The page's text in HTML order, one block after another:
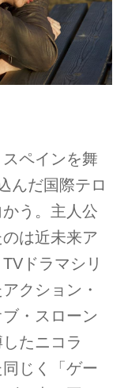
ペインを舞
んだ国際テロ
う。主人公
は近未来ア
ドラマシリ
クション・
・スローン
たニコラ
じく「ゲー